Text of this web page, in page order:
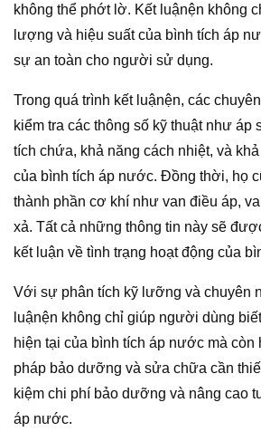
không thể phớt lờ. Kết luậnện không
lượng và hiệu suất của bình tích áp
sự an toàn cho người sử dụng.
Trong quá trình kết luậnện, các
kiểm tra các thông số kỹ thuật như áp
tích chứa, khả năng cách nhiệt, và
của bình tích áp nước. Đồng thời, họ
thành phần cơ khí như van điều áp,
xả. Tất cả những thông tin này sẽ
kết luận về tình trạng hoạt động của
Với sự phân tích kỹ lưỡng và chuyên
luậnện không chỉ giúp người dùng
hiện tại của bình tích áp nước mà
pháp bảo dưỡng và sửa chữa cần
kiệm chi phí bảo dưỡng và nâng cao
áp nước.